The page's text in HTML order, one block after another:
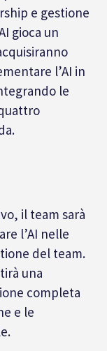
e gestione
gioca un
l’AI in
le
il team sarà
l’AI nelle
del team.
una
completa
e le